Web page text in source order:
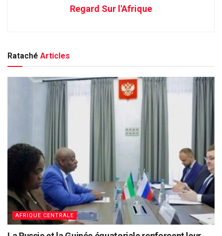
Regard Sur l'Afrique
Rataché Articles
AFRIQUE CENTRALE